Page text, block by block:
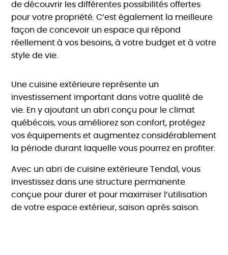
de découvrir les différentes possibilités offertes
pour votre propriété. C’est également la meilleure
façon de concevoir un espace qui répond
réellement à vos besoins, à votre budget et à votre
style de vie.
Une cuisine extérieure représente un
investissement important dans votre qualité de
vie. En y ajoutant un abri conçu pour le climat
québécois, vous améliorez son confort, protégez
vos équipements et augmentez considérablement
la période durant laquelle vous pourrez en profiter.
Avec un abri de cuisine extérieure Tendal, vous
investissez dans une structure permanente
conçue pour durer et pour maximiser l’utilisation
de votre espace extérieur, saison après saison.